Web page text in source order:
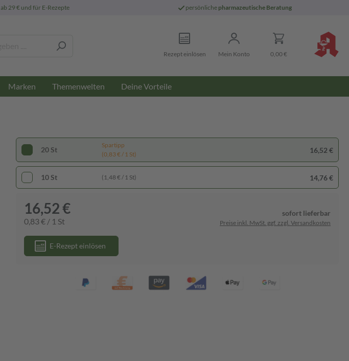
ab 29 € und für E-Rezepte persönliche pharmazeutische Beratung
Rezept einlösen Mein Konto 0,00 €
Marken Themenwelten Deine Vorteile
20 St
Spartipp
(0,83 € / 1 St)
16,52 €
10 St (1,48 € / 1 St) 14,76 €
16,52 €
0,83 € / 1 St
sofort lieferbar
Preise inkl. MwSt. ggf. zzgl. Versandkosten
E-Rezept einlösen